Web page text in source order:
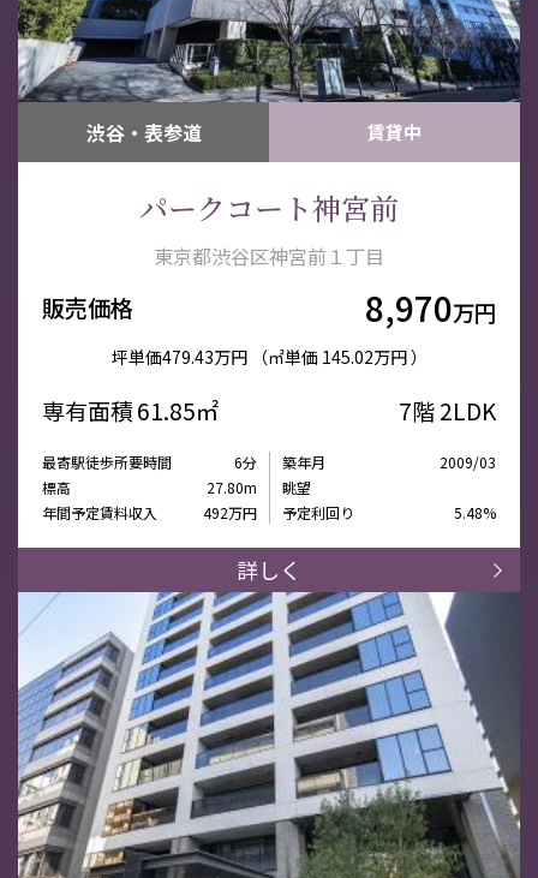
渋谷・表参道 賃貸中
パークコート神宮前
東京都渋谷区神宮前１丁目
販売価格 8,970万円
坪単価479.43万円 （㎡単価 145.02万円 ）
専有面積61.85㎡ 7階2LDK
最寄駅徒歩所要時間
6分
標高
27.80m
年間予定賃料収入
492万円
築年月
2009/03
眺望
予定利回り
5.48%
詳しく